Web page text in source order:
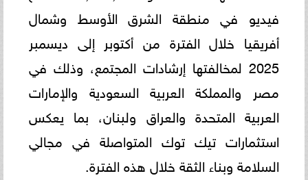
فيديو في منطقة الشرق الأوسط وشمال
أفريقيا خلال الفترة من أكتوبر إلى ديسمبر
2025 لمخالفتها إرشادات المجتمع، وذلك في
مصر والمملكة العربية السعودية والإمارات
العربية المتحدة والعراق ولبنان، بما يعكس
استثمارات تيك توك المتواصلة في مجالي
السلامة وبناء الثقة خلال هذه الفترة.